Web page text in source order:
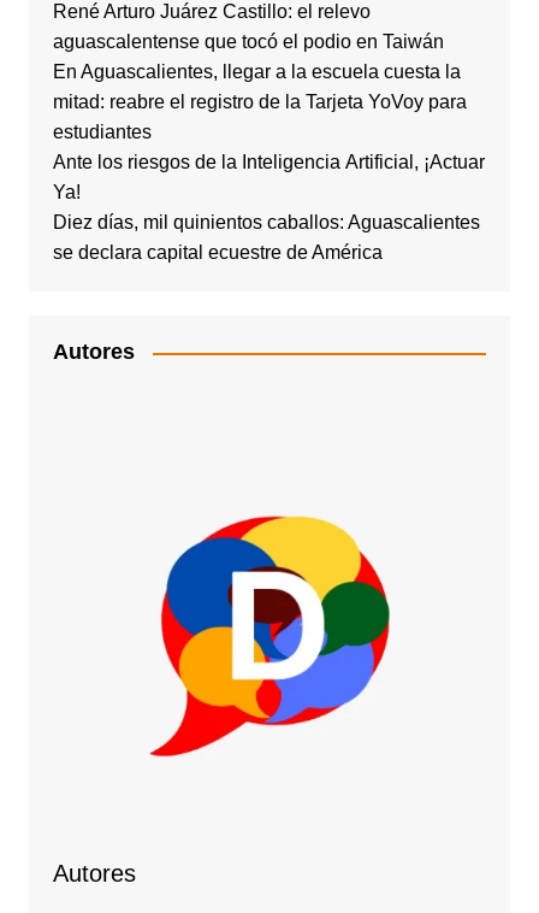
René Arturo Juárez Castillo: el relevo
aguascalentense que tocó el podio en Taiwán
En Aguascalientes, llegar a la escuela cuesta la
mitad: reabre el registro de la Tarjeta YoVoy para
estudiantes
Ante los riesgos de la Inteligencia Artificial, ¡Actuar
Ya!
Diez días, mil quinientos caballos: Aguascalientes
se declara capital ecuestre de América
Autores
Autores